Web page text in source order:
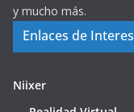
y mucho más.
Enlaces de Interes
Niixer